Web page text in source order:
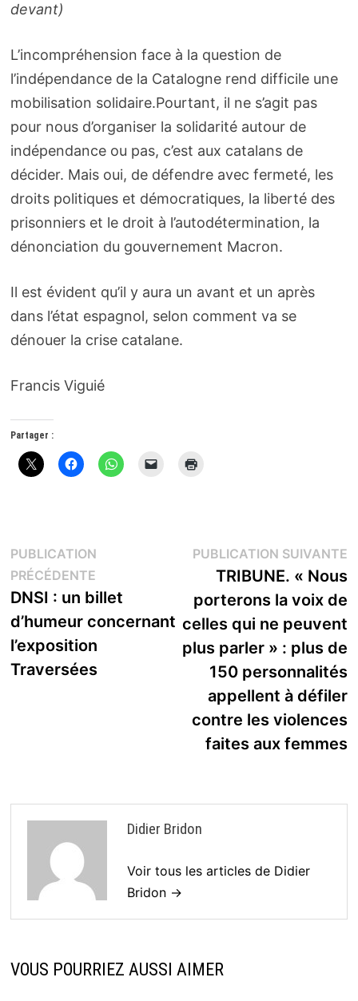
devant)
L’incompréhension face à la question de
l’indépendance de la Catalogne rend difficile une
mobilisation solidaire.Pourtant, il ne s’agit pas
pour nous d’organiser la solidarité autour de
indépendance ou pas, c’est aux catalans de
décider. Mais oui, de défendre avec fermeté, les
droits politiques et démocratiques, la liberté des
prisonniers et le droit à l’autodétermination, la
dénonciation du gouvernement Macron.
Il est évident qu’il y aura un avant et un après
dans l’état espagnol, selon comment va se
dénouer la crise catalane.
Francis Viguié
Partager :
Navigation
de
l’article
PUBLICATION
PRÉCÉDENTEPublication
précédente :
DNSI : un billet
d’humeur concernant
l’exposition
Traversées
PUBLICATION SUIVANTE
TRIBUNE. « Nous
porterons la voix de
celles qui ne peuvent
plus parler » : plus de
150 personnalités
appellent à défiler
contre les violences
faites aux femmes
Didier Bridon
Voir tous les articles de Didier
Bridon →
VOUS POURRIEZ AUSSI AIMER